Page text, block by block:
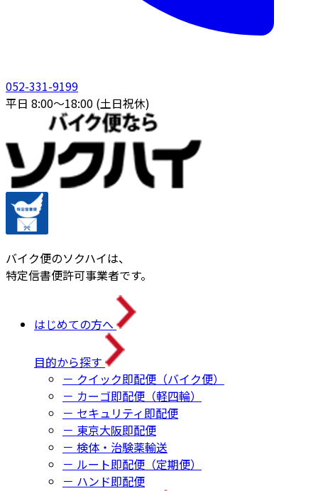
052-331-9199
平日 8:00〜18:00 (土日祝休)
バイク便のソクハイは、
特定信書便許可事業者です。
はじめての方へ
目的から探す
－ クイック即配便（バイク便）
－ カーゴ即配便（軽四輪）
－ セキュリティ即配便
－ 東京大阪即配便
－ 検体・治験薬輸送
－ ルート即配便（定期便）
－ ハンド即配便